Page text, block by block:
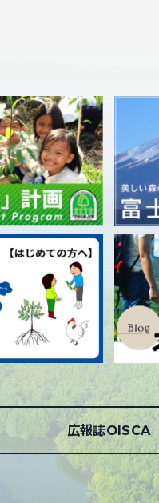
広報誌OISCA